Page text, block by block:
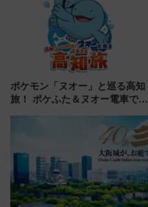
ポケモン「ヌオー」と巡る高知
旅！ ポケふた＆ヌオー電車で楽
路の絶景と絶品グルメを満喫！
（7月18日スタート）